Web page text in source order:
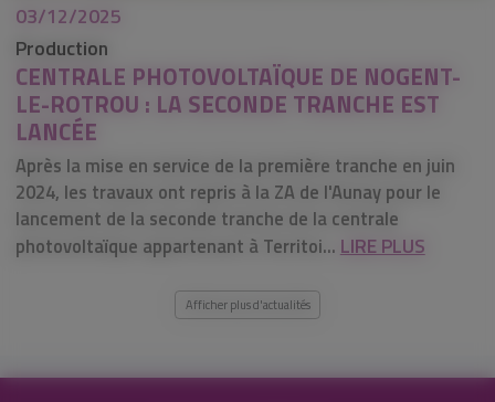
03/12/2025
Production
CENTRALE PHOTOVOLTAÏQUE DE NOGENT-
LE-ROTROU : LA SECONDE TRANCHE EST
LANCÉE
Après la mise en service de la première tranche en juin
2024, les travaux ont repris à la ZA de l'Aunay pour le
lancement de la seconde tranche de la centrale
photovoltaïque appartenant à Territoi... LIRE PLUS
Afficher plus d'actualités